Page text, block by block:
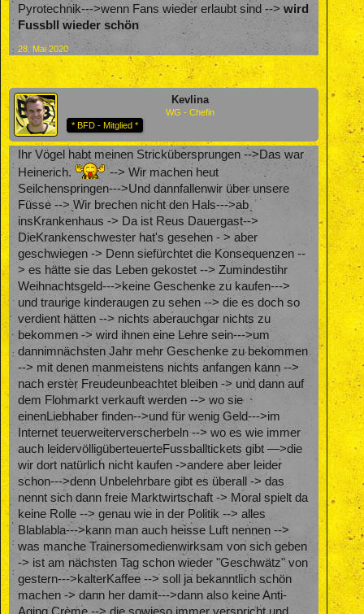
Pyrotechnik--->wenn Fans wieder erlaubt sind --> wird
Fussbll wieder schön
28. Mai 2020
Kevlina
WG - Chefin
* BFD - Mitglied *
Ihr Vögel habt meinen Strickübersprungen -->Das war
Heinerich.
--> Wir machen heut
Seilchenspringen--->Und dannfallenwir über unsere
Füsse --> Wir brechen nicht den Hals--->ab
insKrankenhaus -> Da ist Reus Dauergast-->
DieKrankenschwester hat's gesehen - > aber
geschwiegen -> Denn siefürchtet die Konsequenzen --
> es hätte sie das Leben gekostet --> Zumindestihr
Weihnachtsgeld--->keine Geschenke zu kaufen--->
und traurige kinderaugen zu sehen --> die es doch so
verdient hätten --> nichts aberauchgar nichts zu
bekommen -> wird ihnen eine Lehre sein--->um
dannimnächsten Jahr mehr Geschenke zu bekommen
--> mit denen manmeistens nichts anfangen kann -->
nach erster Freudeunbeachtet bleiben -> und dann auf
dem Flohmarkt verkauft werden --> wo sie
einenLiebhaber finden-->und für wenig Geld--->im
Internet teuerweiterverscherbeln --> wo es wie immer
auch leidervölligüberteuerteFussballtickets gibt —>die
wir dort natürlich nicht kaufen ->andere aber leider
schon--->denn Unbelehrbare gibt es überall -> das
nennt sich dann freie Marktwirtschaft -> Moral spielt da
keine Rolle --> genau wie in der Politik --> alles
Blablabla--->kann man auch heisse Luft nennen -->
was manche Trainersomedienwirksam von sich geben
-> ist am nächsten Tag schon wieder "Geschwätz" von
gestern--->kalterKaffee --> soll ja bekanntlich schön
machen -> dann her damit--->dann also keine Anti-